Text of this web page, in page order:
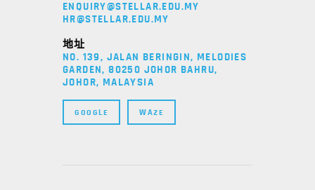
ENQUIRY@STELLAR.EDU.MY
HR@STELLAR.EDU.MY
地址
NO. 139, JALAN BERINGIN, MELODIES
GARDEN, 80250 JOHOR BAHRU,
JOHOR, MALAYSIA
GOOGLE WAZE